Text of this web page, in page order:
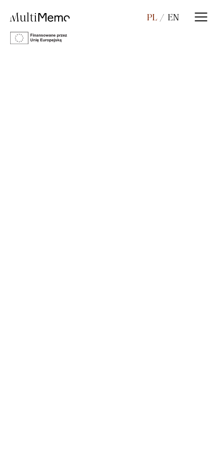
PL EN